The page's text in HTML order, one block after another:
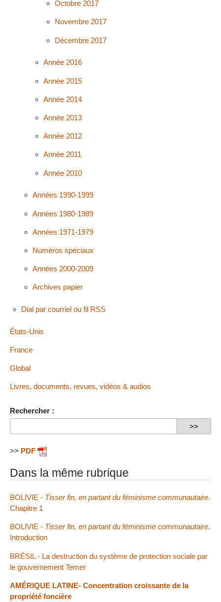
Octobre 2017
Novembre 2017
Décembre 2017
Année 2016
Année 2015
Année 2014
Année 2013
Année 2012
Année 2011
Année 2010
Années 1990-1999
Années 1980-1989
Années 1971-1979
Numéros spéciaux
Années 2000-2009
Archives papier
Dial par courriel ou fil RSS
États-Unis
France
Global
Livres, documents, revues, vidéos & audios
Rechercher :
>> PDF
Dans la même rubrique
BOLIVIE - Tisser fin, en partant du féminisme communautaire.
Chapitre 1
BOLIVIE - Tisser fin, en partant du féminisme communautaire.
Introduction
BRÉSIL - La destruction du système de protection sociale par
le gouvernement Temer
AMÉRIQUE LATINE- Concentration croissante de la
propriété foncière